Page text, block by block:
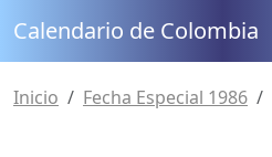
Calendario de Colombia
Inicio Fecha Especial 1986